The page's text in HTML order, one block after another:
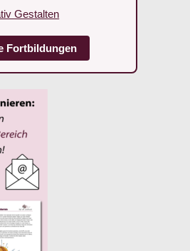
Gestalten
Fortbildungen